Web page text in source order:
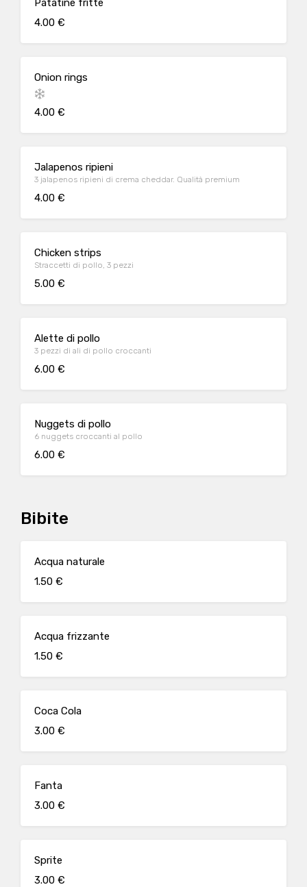
Patatine fritte
4.00 €
Onion rings
4.00 €
Jalapenos ripieni
3 jalapenos ripieni di crema cheddar. Qualità premium
4.00 €
Chicken strips
Straccetti di pollo, 3 pezzi
5.00 €
Alette di pollo
3 pezzi di ali di pollo croccanti
6.00 €
Nuggets di pollo
6 nuggets croccanti al pollo
6.00 €
Bibite
Acqua naturale
1.50 €
Acqua frizzante
1.50 €
Coca Cola
3.00 €
Fanta
3.00 €
Sprite
3.00 €